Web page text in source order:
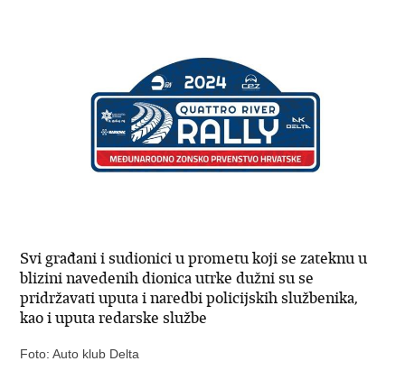
Svi građani i sudionici u prometu koji se zateknu u
blizini navedenih dionica utrke dužni su se
pridržavati uputa i naredbi policijskih službenika,
kao i uputa redarske službe
Foto: Auto klub Delta